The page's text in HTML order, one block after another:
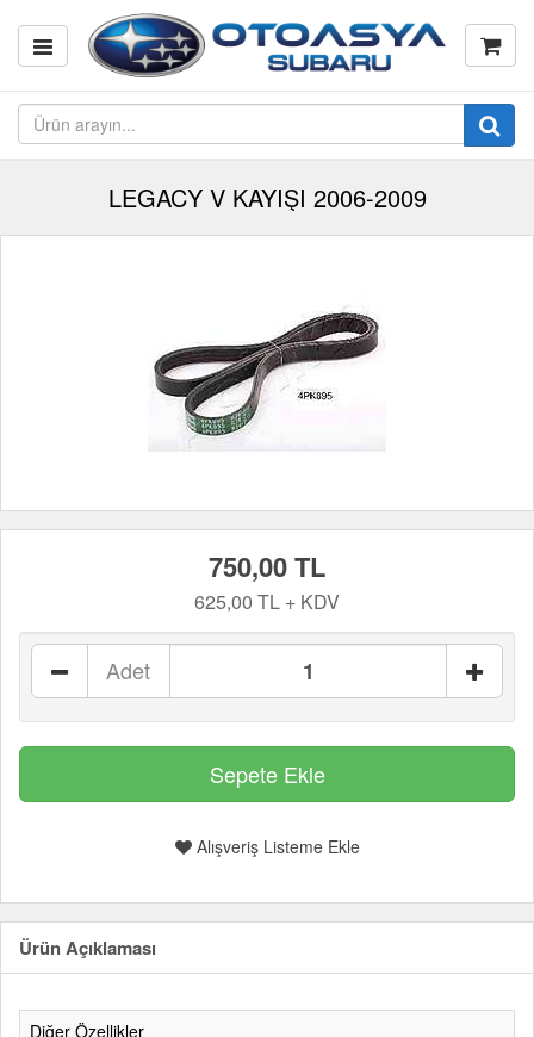
LEGACY V KAYIŞI 2006-2009
750,00 TL
625,00 TL + KDV
Adet
Alışveriş Listeme Ekle
Ürün Açıklaması
Diğer Özellikler